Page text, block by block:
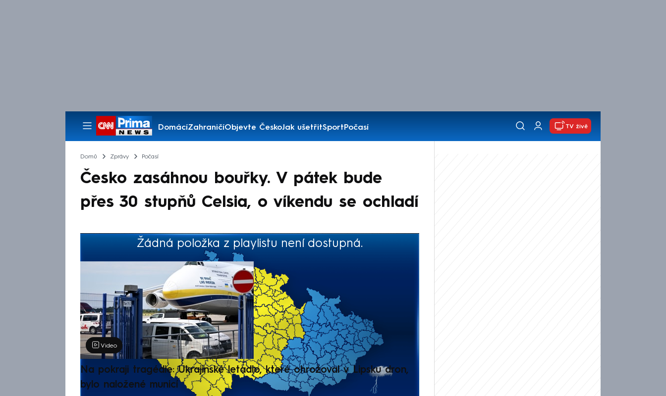
DomácíZahraničíObjevte ČeskoJak ušetřitSportPočasí
Pořady
TV živě
Domů Zprávy Počasí
Česko zasáhnou bouřky. V pátek bude
přes 30 stupňů Celsia, o víkendu se ochladí
Žádná položka z playlistu není dostupná.
Výběr redakce
Video
Na pokraji tragédie: Ukrajinské letadlo, které ohrožoval v Lipsku dron,
bylo naložené municí